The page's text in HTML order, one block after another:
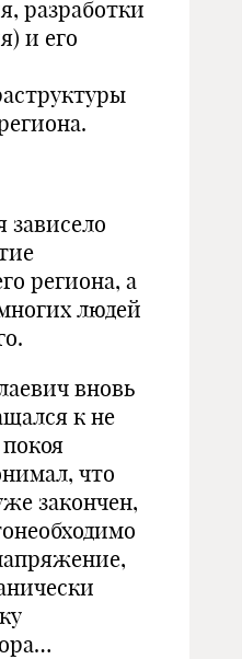
разработки
и его
зависело
региона, а
людей
вновь
к не
что
закончен,